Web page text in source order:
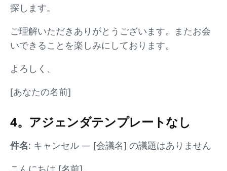
探します。
ご理解いただきありがとうございます。またお会
いできることを楽しみにしております。
よろしく、
[あなたの名前]
4。アジェンダテンプレートなし
件名: キャンセル — [会議名] の議題はありません
こんにちは [名前]、